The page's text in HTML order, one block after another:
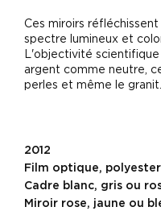
Ces miroirs
spectre lumineux et
L'objectivité
argent comme neutre,
perles et même le
2012
Film optique, polyester
Cadre blanc, gris ou
Miroir rose, jaune ou